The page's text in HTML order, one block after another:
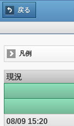
戻る
凡例
現況
08/09 15:20